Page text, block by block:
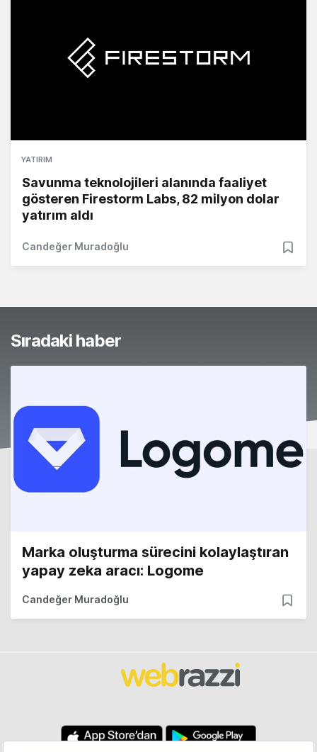
YATIRIM
Savunma teknolojileri alanında faaliyet
gösteren Firestorm Labs, 82 milyon dolar
yatırım aldı
Candeğer Muradoğlu
Sıradaki haber
Marka oluşturma sürecini kolaylaştıran
yapay zeka aracı: Logome
Candeğer Muradoğlu